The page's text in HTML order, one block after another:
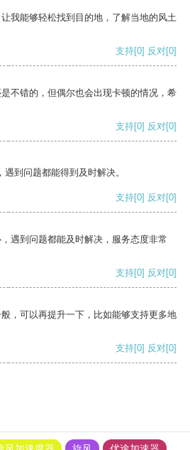
我能够轻松找到目的地，了解当地的风土
支持[0] 反对[0]
不错的，但偶尔也会出现卡顿的情况，希
支持[0] 反对[0]
到问题都能得到及时解决。
支持[0] 反对[0]
遇到问题都能及时解决，服务态度非常
支持[0] 反对[0]
，可以再提升一下，比如能够支持更多地
支持[0] 反对[0]